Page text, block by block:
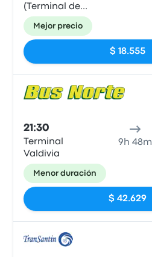
(Terminal de
buses)
Mejor precio
$ 18.555
21:30
Terminal
Valdivia
9h 48m
Menor duración
$ 42.629